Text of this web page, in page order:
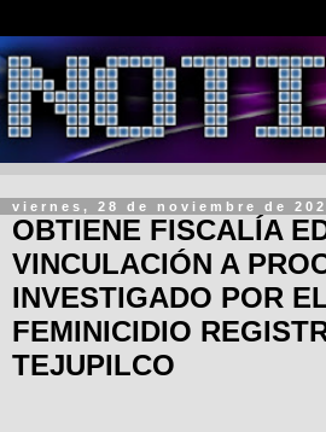
viernes, 28 de noviembre de
OBTIENE FISCALÍA
VINCULACIÓN A
INVESTIGADO POR
FEMINICIDIO
TEJUPILCO